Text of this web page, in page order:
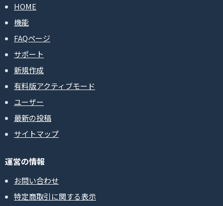
HOME
機能
FAQページ
サポート
新規作成
有料版アクティブモード
ユーザー
最新の投稿
サイトマップ
運営の情報
お問い合わせ
特定商取引に関する表示